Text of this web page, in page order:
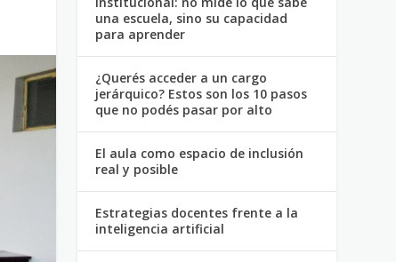
una escuela, sino su capacidad
para aprender
¿Querés acceder a un cargo
jerárquico? Estos son los 10 pasos
que no podés pasar por alto
El aula como espacio de inclusión
real y posible
Estrategias docentes frente a la
inteligencia artificial